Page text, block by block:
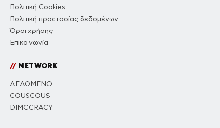
Πολιτική Cookies
Πολιτική προστασίας δεδομένων
Όροι χρήσης
Επικοινωνία
//NETWORK
ΔΕΔΟΜΕΝΟ
COUSCOUS
DIMOCRACY